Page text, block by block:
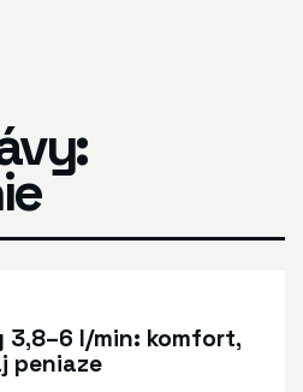
3,8–6 l/min: komfort,
peniaze